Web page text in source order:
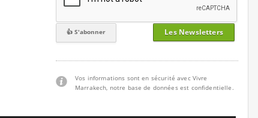
Les Newsletters
Vos informations sont en sécurité avec Vivre
Marrakech, notre base de données est confidentielle.